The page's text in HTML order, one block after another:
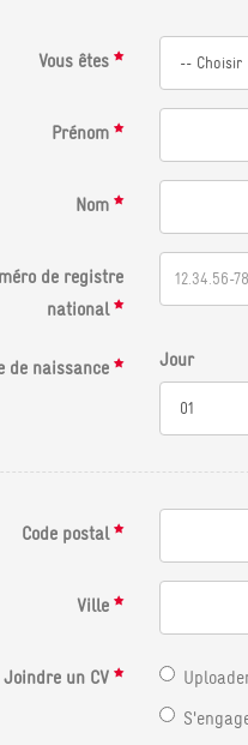
Vous êtes
Prénom
Nom
de registre
national
de naissance Jour
Code postal
Ville
Joindre un CV